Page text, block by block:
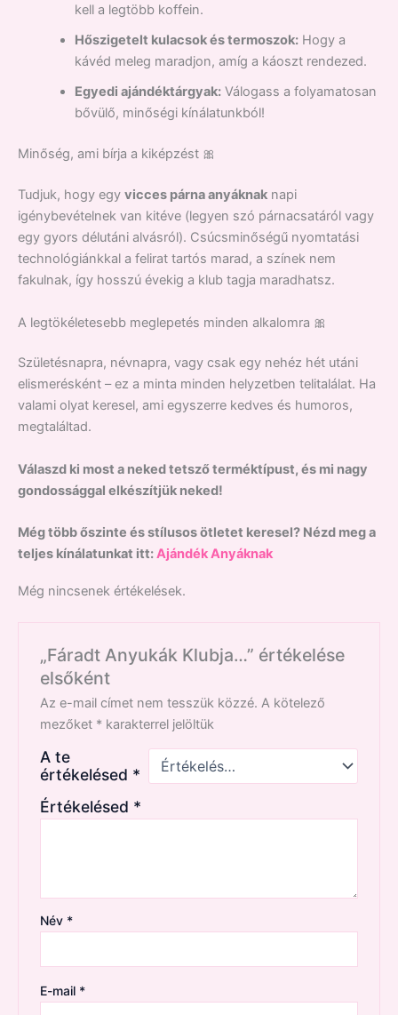
kell a legtöbb koffein.
Hőszigetelt kulacsok és termoszok:Hogy a
kávéd meleg maradjon, amíg a káoszt rendezed.
Egyedi ajándéktárgyak:Válogass a folyamatosan
bővülő, minőségi kínálatunkból!
Minőség, ami bírja a kiképzést 🎀
Tudjuk, hogy egy vicces párna anyáknak napi
igénybevételnek van kitéve (legyen szó párnacsatáról vagy
egy gyors délutáni alvásról). Csúcsminőségű nyomtatási
technológiánkkal a felirat tartós marad, a színek nem
fakulnak, így hosszú évekig a klub tagja maradhatsz.
A legtökéletesebb meglepetés minden alkalomra 🎀
Születésnapra, névnapra, vagy csak egy nehéz hét utáni
elismerésként – ez a minta minden helyzetben telitalálat. Ha
valami olyat keresel, ami egyszerre kedves és humoros,
megtaláltad.
Válaszd ki most a neked tetsző terméktípust, és mi nagy
gondossággal elkészítjük neked!
Még több őszinte és stílusos ötletet keresel? Nézd meg a
teljes kínálatunkat itt:Ajándék Anyáknak
Még nincsenek értékelések.
„Fáradt Anyukák Klubja…” értékelése
elsőként
Az e-mail címet nem tesszük közzé. A kötelező
mezőket * karakterrel jelöltük
A te
értékelésed *
Értékelésed *
Név *
E-mail *